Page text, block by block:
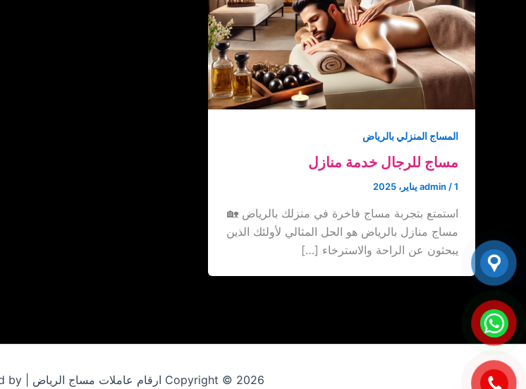
المساج المنزلي بالرياض
مساج للرجال خدمة منازل
admin /1 يناير، 2025
استمتع بتجربة مساج فاخرة في منزلك بالرياض 🏡
مساج منازل بالرياض هو الحل المثالي لأولئك الذين
يبحثون عن الراحة والاسترخاء […]
Copyright © 2026 ارقام عاملات مساج الرياض | Powered by